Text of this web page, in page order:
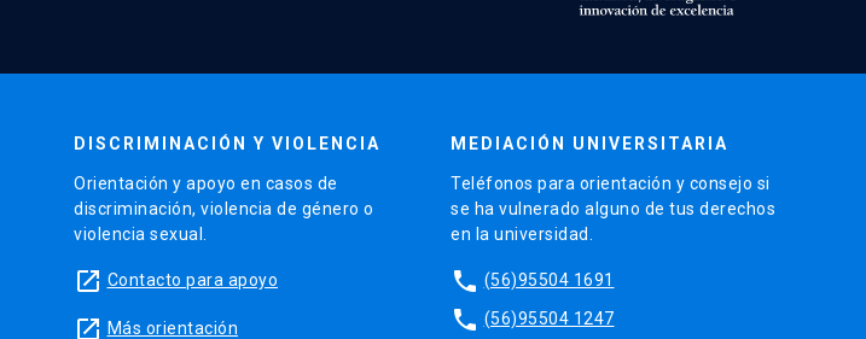
DISCRIMINACIÓN Y VIOLENCIA
Orientación y apoyo en casos de
discriminación, violencia de género o
violencia sexual.
launch Contacto para apoyo
launch Más orientación
MEDIACIÓN UNIVERSITARIA
Teléfonos para orientación y consejo si
se ha vulnerado alguno de tus derechos
en la universidad.
phone (56)95504 1691
phone (56)95504 1247